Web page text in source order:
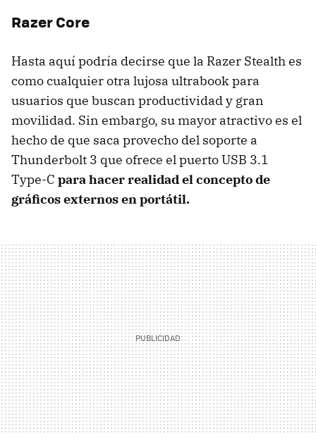
Razer Core
Hasta aquí podría decirse que la Razer Stealth es
como cualquier otra lujosa ultrabook para
usuarios que buscan productividad y gran
movilidad. Sin embargo, su mayor atractivo es el
hecho de que saca provecho del soporte a
Thunderbolt 3 que ofrece el puerto USB 3.1
Type-C para hacer realidad el concepto de
gráficos externos en portátil.